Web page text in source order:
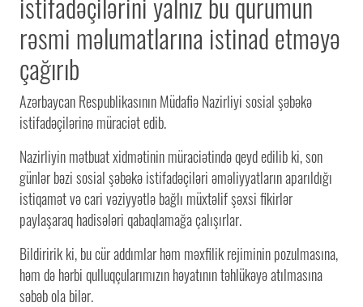
rəsmi məlumatlarına istinad etməyə
çağırıb
Azərbaycan Respublikasının Müdafiə Nazirliyi sosial şəbəkə
istifadəçilərinə müraciət edib.
Nazirliyin mətbuat xidmətinin müraciətində qeyd edilib ki, son
günlər bəzi sosial şəbəkə istifadəçiləri əməliyyatların aparıldığı
istiqamət və cari vəziyyətlə bağlı müxtəlif şəxsi fikirlər
paylaşaraq hadisələri qabaqlamağa çalışırlar.
Bildiririk ki, bu cür addımlar həm məxfilik rejiminin pozulmasına,
həm də hərbi qulluqçularımızın həyatının təhlükəyə atılmasına
səbəb ola bilər.